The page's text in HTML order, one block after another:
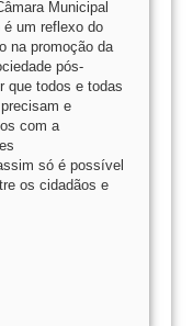
Municipal
é um reflexo do
na promoção da
pós-
que todos e todas
e
com a
só é possível
os cidadãos e